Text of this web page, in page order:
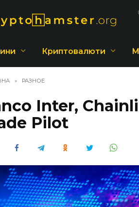
Криптовалюти
» РАЗНОЕ
Inter,
Pilot